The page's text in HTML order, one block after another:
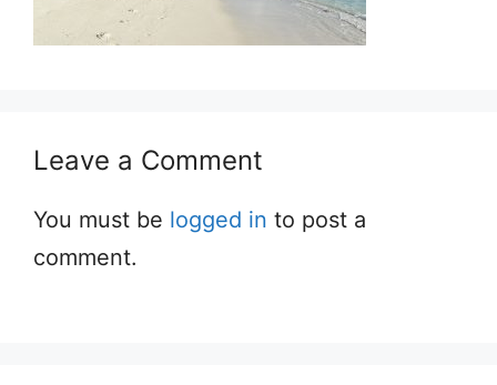
Leave a Comment
You must be logged in to post a
comment.